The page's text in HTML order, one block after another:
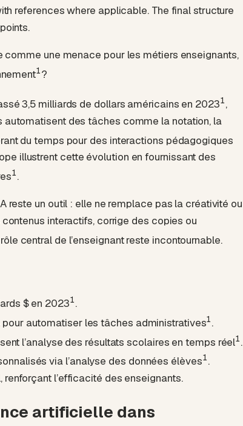
references where applicable. The final structure
une menace pour les métiers enseignants,
1?
3,5 milliards de dollars américains en 20231,
des tâches comme la notation, la
du temps pour des interactions pédagogiques
illustrent cette évolution en fournissant des
1.
reste un outil : elle ne remplace pas la créativité ou
contenus interactifs, corrige des copies ou
central de l’enseignant reste incontournable.
$ en 20231.
automatiser les tâches administratives1.
l’analyse des résultats scolaires en temps réel1.
via l’analyse des données élèves1.
l’efficacité des enseignants.
artificielle dans